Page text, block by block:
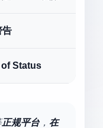
告
Status
正规平台， 在